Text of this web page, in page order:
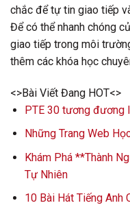
chắc để tự tin giao tiếp
Để có thể nhanh chóng
giao tiếp trong môi
thêm các khóa học
<>Bài Viết Đang HOT<>
PTE 30 tương đương
Những Trang Web
Khám Phá **Thành
Tự Nhiên
10 Bài Hát Tiếng Anh